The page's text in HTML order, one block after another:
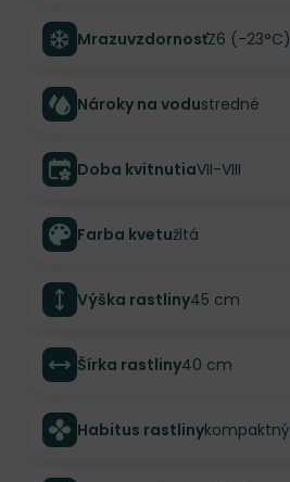
MrazuvzdornosťZ6 (-23°C)
Nároky na vodustredné
Doba kvitnutiaVII-VIII
Farba kvetužltá
Výška rastliny45 cm
Šírka rastliny40 cm
Habitus rastlinykompaktný